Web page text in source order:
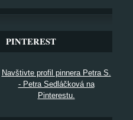
PINTEREST
Navštivte profil pinnera Petra S.
- Petra Sedláčková na
Pinterestu.